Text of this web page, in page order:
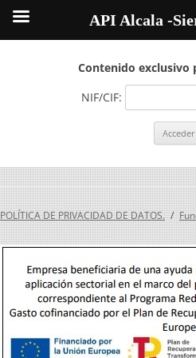
Contenido exclusivo
NIF/CIF:
POLÍTICA DE PRIVACIDAD DE DATOS.
API Alcala -